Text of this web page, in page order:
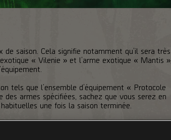
saison. Cela signifie notamment qu’il sera très
« Vilenie » et l’arme exotique « Mantis »,
tels que l’ensemble d’équipement « Protocole
armes spécifiées, sachez que vous serez en
une fois la saison terminée.
», les apparences d’armes, les teintes